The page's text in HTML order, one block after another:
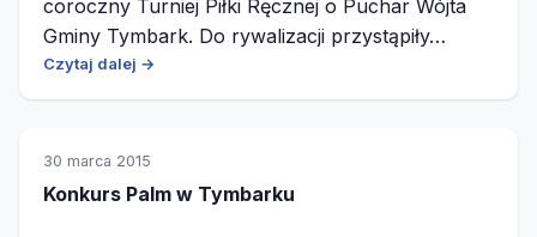
coroczny Turniej Piłki Ręcznej o Puchar Wójta
Gminy Tymbark. Do rywalizacji przystąpiły…
Czytaj dalej →
30 marca 2015
Konkurs Palm w Tymbarku